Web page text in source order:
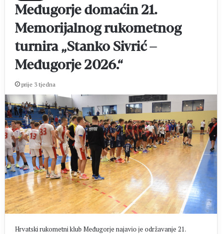
Međugorje domaćin 21.
Memorijalnog rukometnog
turnira „Stanko Sivrić –
Međugorje 2026.“
prije 3 tjedna
Hrvatski rukometni klub Međugorje najavio je održavanje 21.